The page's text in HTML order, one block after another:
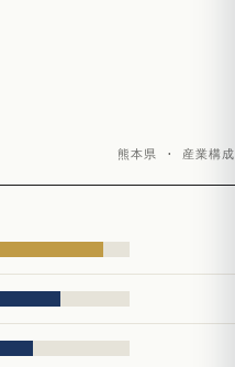
熊本県 · 産業構成